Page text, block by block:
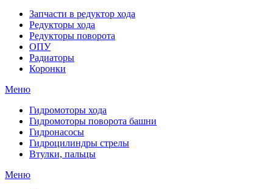
Запчасти в редуктор хода
Редукторы хода
Редукторы поворота
ОПУ
Радиаторы
Коронки
Меню
Гидромоторы хода
Гидромоторы поворота башни
Гидронасосы
Гидроцилиндры стрелы
Втулки, пальцы
Меню